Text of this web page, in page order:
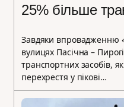
25% більше
Завдяки впровадженню
вулицях Пасічна –
транспортних засобів,
перехрестя у пікові…